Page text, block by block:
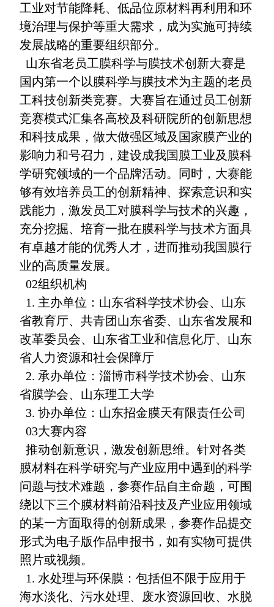
工业对节能降耗、低品位原材料再利用和环
境治理与保护等重大需求，成为实施可持续
发展战略的重要组织部分。
山东省老员工膜科学与膜技术创新大赛是
国内第一个以膜科学与膜技术为主题的老员
工科技创新类竞赛。大赛旨在通过员工创新
竞赛模式汇集各高校及科研院所的创新思想
和科技成果，做大做强区域及国家膜产业的
影响力和号召力，建设成我国膜工业及膜科
学研究领域的一个品牌活动。同时，大赛能
够有效培养员工的创新精神、探索意识和实
践能力，激发员工对膜科学与技术的兴趣，
充分挖掘、培育一批在膜科学与技术方面具
有卓越才能的优秀人才，进而推动我国膜行
业的高质量发展。
02组织机构
1. 主办单位：山东省科学技术协会、山东
省教育厅、共青团山东省委、山东省发展和
改革委员会、山东省工业和信息化厅、山东
省人力资源和社会保障厅
2. 承办单位：淄博市科学技术协会、山东
省膜学会、山东理工大学
3. 协办单位：山东招金膜天有限责任公司
03大赛内容
推动创新意识，激发创新思维。针对各类
膜材料在科学研究与产业应用中遇到的科学
问题与技术难题，参赛作品自主命题，可围
绕以下三个膜材料前沿科技及产业应用领域
的某一方面取得的创新成果，参赛作品提交
形式为电子版作品申报书，如有实物可提供
照片或视频。
1. 水处理与环保膜：包括但不限于应用于
海水淡化、污水处理、废水资源回收、水脱